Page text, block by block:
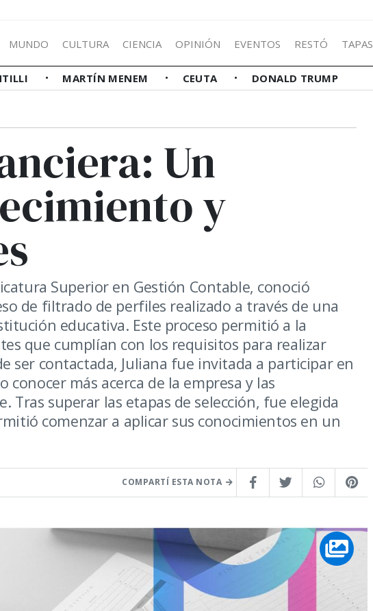
MUNDO CULTURA CIENCIA OPINIÓN EVENTOS RESTÓ TAPAS
MARTÍN MENEM CEUTA DONALD TRUMP
Un
y
Superior en Gestión Contable, conoció
de filtrado de perfiles realizado a través de una
educativa. Este proceso permitió a la
que cumplían con los requisitos para realizar
ser contactada, Juliana fue invitada a participar en
conocer más acerca de la empresa y las
superar las etapas de selección, fue elegida
comenzar a aplicar sus conocimientos en un
COMPARTÍ ESTA NOTA